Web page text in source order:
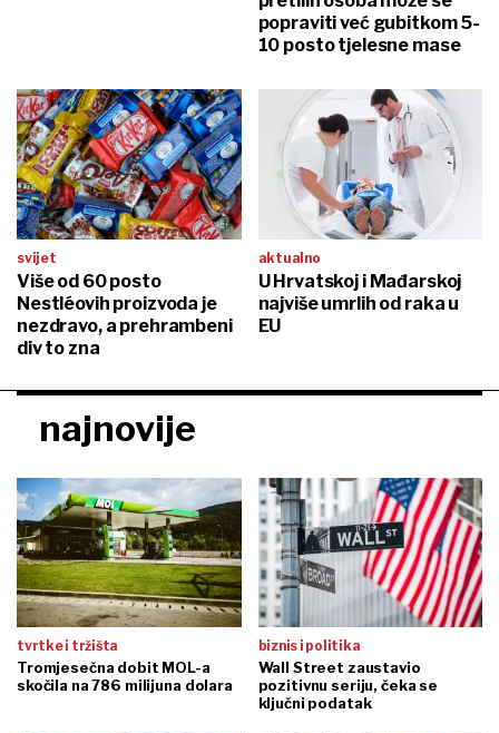
popraviti već gubitkom 5-
10 posto tjelesne mase
svijet
Više od 60 posto
Nestléovih proizvoda je
nezdravo, a prehrambeni
div to zna
aktualno
U Hrvatskoj i Mađarskoj
najviše umrlih od raka u
EU
najnovije
tvrtke i tržišta
Tromjesečna dobit MOL-a
skočila na 786 milijuna dolara
biznis i politika
Wall Street zaustavio
pozitivnu seriju, čeka se
ključni podatak